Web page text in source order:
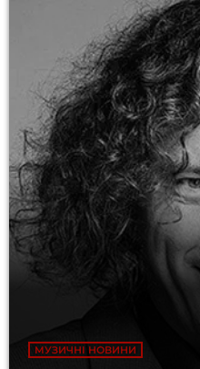
МУЗИЧНІ НОВИНИ